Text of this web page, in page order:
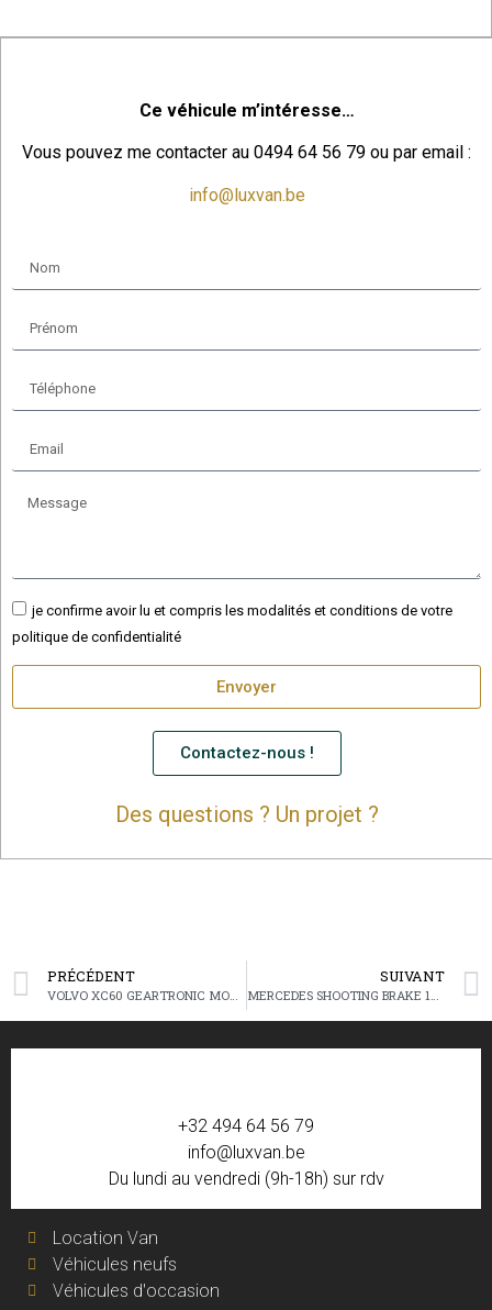
Ce véhicule m’intéresse…
Vous pouvez me contacter au 0494 64 56 79 ou par email :
info@luxvan.be
je confirme avoir lu et compris les modalités et conditions de votre
politique de confidentialité
Envoyer
Contactez-nous !
Des questions ? Un projet ?
PRÉCÉDENT SUIVANT
+32 494 64 56 79
info@luxvan.be
Du lundi au vendredi (9h-18h) sur rdv
Location Van
Véhicules neufs
Véhicules d'occasion